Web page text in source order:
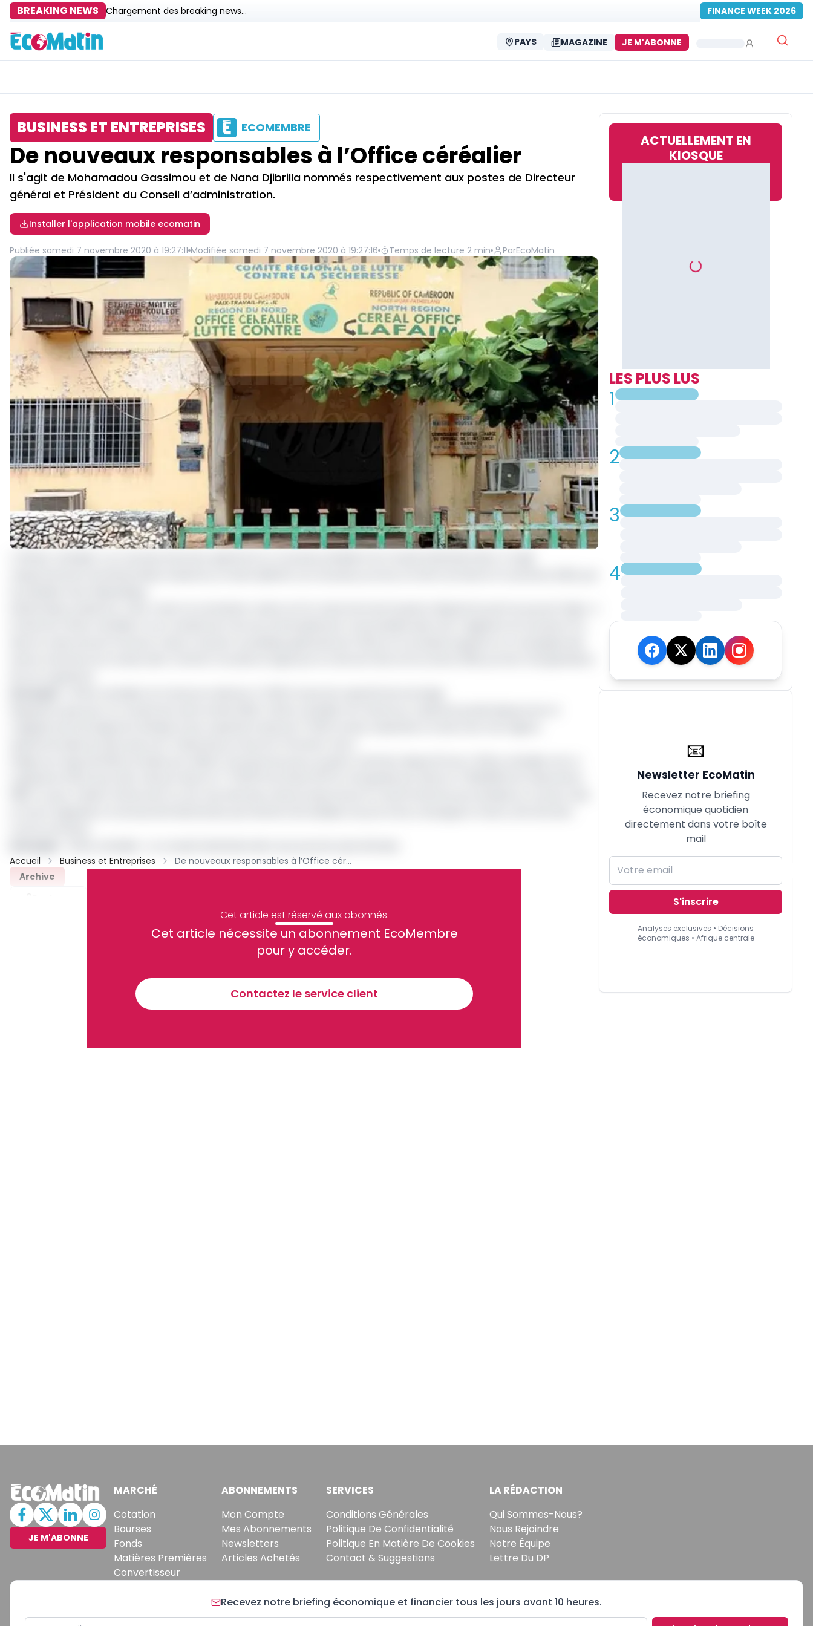
BREAKING NEWS Chargement des breaking news... FINANCE WEEK 2026
PAYS MAGAZINE JE M'ABONNE
BUSINESS ET ENTREPRISES ECOMEMBRE
De nouveaux responsables à l’Office céréalier
Il s'agit de Mohamadou Gassimou et de Nana Djibrilla nommés respectivement aux postes de Directeur
général et Président du Conseil d’administration.
Installer l'application mobile ecomatin
Publiée samedi 7 novembre 2020 à 19:27:11 Modifiée samedi 7 novembre 2020 à 19:27:16 Temps de lecture 2 min ParEcoMatin
Cet article est réservé aux abonnés.
Cet article nécessite un abonnement EcoMembre
pour y accéder.
Contactez le service client
Accueil Business et Entreprises
De nouveaux responsables à l’Office céréalier
Archive
Recevez notre briefing économique et financier tous les jours avant 10 heures.
Sinscrire a la newsletter
En vous inscrivant à la newsletter, vous acceptez de recevoir nos communications. Vous pouvez vous désabonner à tout moment.
ACTUELLEMENT EN
KIOSQUE
LES PLUS LUS
1
2
3
4
📧
Newsletter EcoMatin
Recevez notre briefing
économique quotidien
directement dans votre boîte
mail
S'inscrire
Analyses exclusives • Décisions
économiques • Afrique centrale
JE M'ABONNE
MARCHÉ
Cotation
Bourses
Fonds
Matières Premières
Convertisseur
ABONNEMENTS
Mon Compte
Mes Abonnements
Newsletters
Articles Achetés
SERVICES
Conditions Générales
Politique De Confidentialité
Politique En Matière De Cookies
Contact & Suggestions
LA RÉDACTION
Qui Sommes-Nous?
Nous Rejoindre
Notre Équipe
Lettre Du DP
Recevez notre briefing économique et financier tous les jours avant 10 heures.